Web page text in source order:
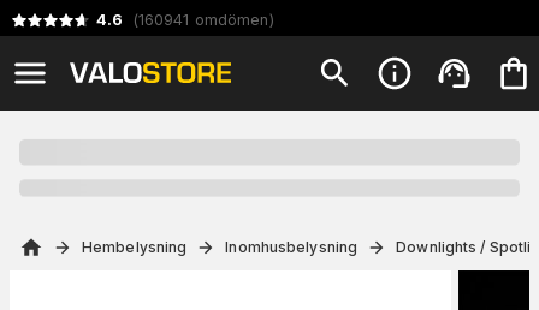
4.6 (160941 omdömen)
Hembelysning Inomhusbelysning Downlights /